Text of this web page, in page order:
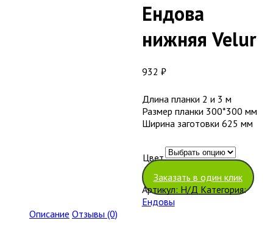
Ендова
нижняя Velur
932 ₽
Длина планки 2 и 3 м
Размер планки 300*300 мм
Ширина заготовки 625 мм
Цвет
Очистить
Заказать в один клик
Артикул: Н/Д Категория:
Ендовы
Описание Отзывы (0)